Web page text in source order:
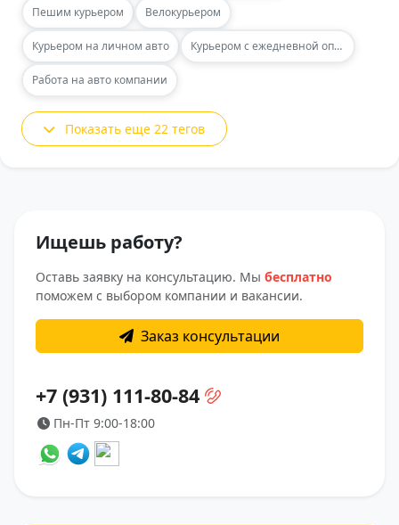
Пешим курьером Велокурьером
Курьером на личном авто Курьером с ежедневной оплатой
Работа на авто компании
Показать еще 22 тегов
Ищешь работу?
Оставь заявку на консультацию. Мы бесплатно
поможем с выбором компании и вакансии.
Заказ консультации
+7 (931) 111-80-84
Пн-Пт 9:00-18:00